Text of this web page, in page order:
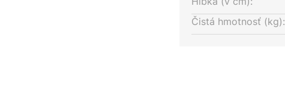
ktoré sa valia a pohybujú
nosnosť 25 kg. Vrátane
Čistá hmotnosť (kg):